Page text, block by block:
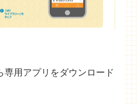
専用アプリをダウンロード